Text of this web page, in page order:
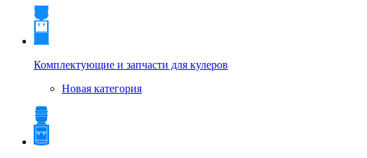
Комплектующие и запчасти для кулеров
Новая категория